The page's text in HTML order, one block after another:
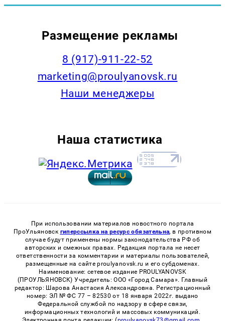
Размещение рекламы
8 (917)-911-22-52
marketing@proulyanovsk.ru
Наши менеджеры
Наша статистика
При использовании материалов новостного портала
ПроУльяновск гиперссылка на ресурс обязательна, в противном
случае будут применены нормы законодательства РФ об
авторских и смежных правах. Редакция портала не несет
ответственности за комментарии и материалы пользователей,
размещенные на сайте proulyanovsk.ru и его субдоменах.
Наименование: сетевое издание PROULYANOVSK
(ПРОУЛЬЯНОВСК) Учредитель: ООО «Город Самара». Главный
редактор: Шарова Анастасия Александровна. Регистрационный
номер: ЭЛ № ФС 77 – 82530 от 18 января 2022г. выдано
Федеральной службой по надзору в сфере связи,
информационных технологий и массовых коммуникаций.